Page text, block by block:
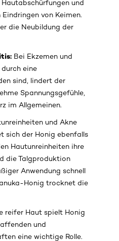
und
von Keimen.
die Neubildung der
Bei Ekzemen und
eine
sind, lindert der
Spannungsgefühle,
im Allgemeinen.
und Akne
sich der Honig ebenfalls
Hautunreinheiten ihre
die Talgproduktion
Anwendung schnell
Honig trocknet die
reifer Haut spielt Honig
und
eine wichtige Rolle.